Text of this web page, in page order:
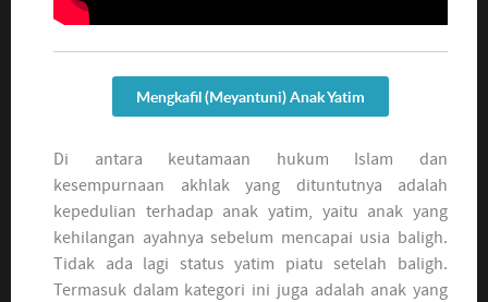
Mengkafil (Meyantuni) Anak Yatim
Di antara keutamaan hukum Islam dan
kesempurnaan akhlak yang dituntutnya adalah
kepedulian terhadap anak yatim, yaitu anak yang
kehilangan ayahnya sebelum mencapai usia baligh.
Tidak ada lagi status yatim piatu setelah baligh.
Termasuk dalam kategori ini juga adalah anak yang